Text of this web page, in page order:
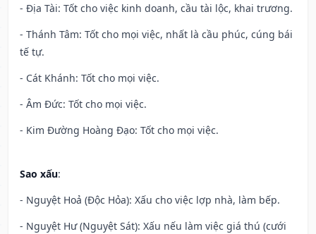
- Địa Tài: Tốt cho việc kinh doanh, cầu tài lộc, khai trương.
- Thánh Tâm: Tốt cho mọi việc, nhất là cầu phúc, cúng bái
tế tự.
- Cát Khánh: Tốt cho mọi việc.
- Âm Đức: Tốt cho mọi việc.
- Kim Đường Hoàng Đạo: Tốt cho mọi việc.
Sao xấu:
- Nguyệt Hoả (Độc Hỏa): Xấu cho việc lợp nhà, làm bếp.
- Nguyệt Hư (Nguyệt Sát): Xấu nếu làm việc giá thú (cưới